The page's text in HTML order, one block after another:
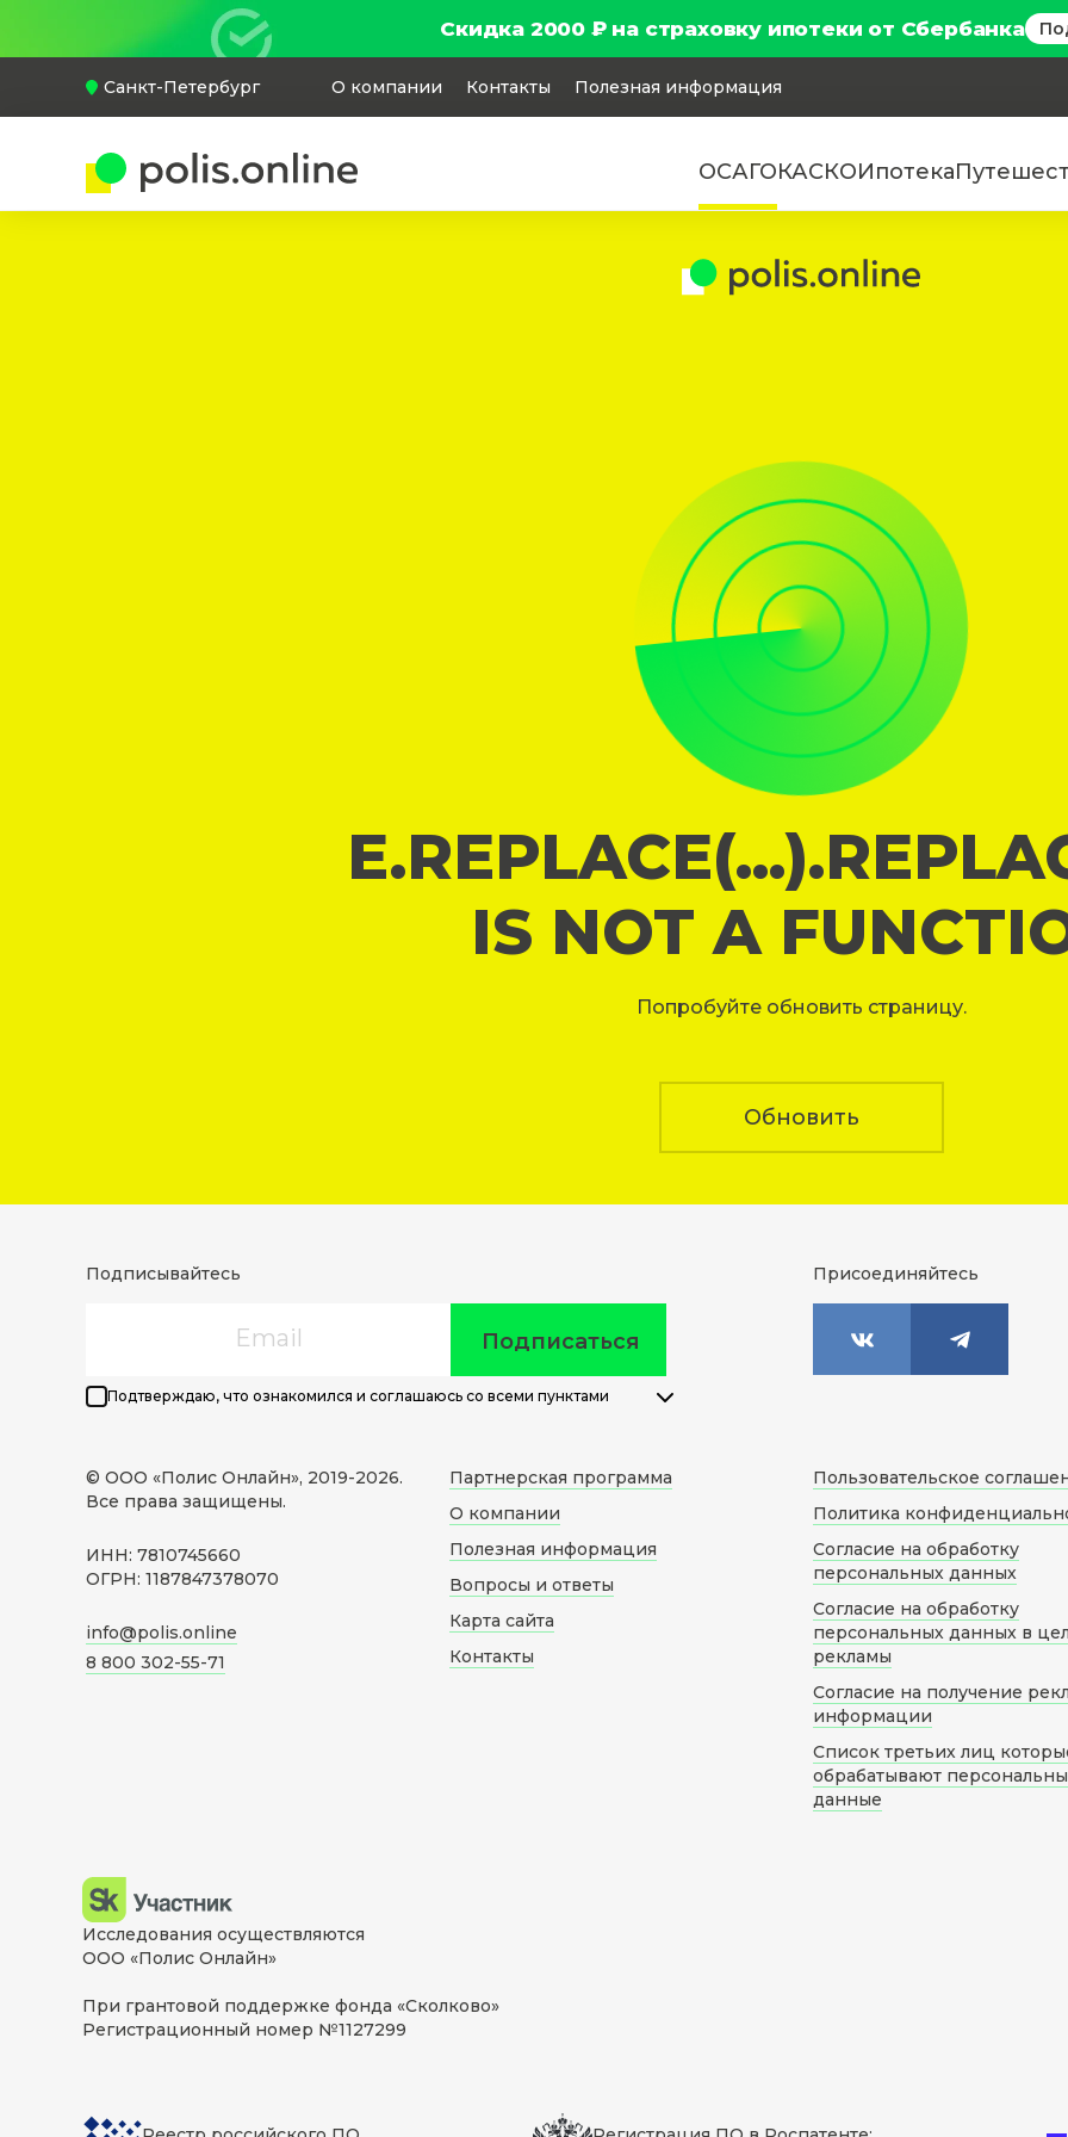
Скидка 2000 ₽ на страховку ипотеки от Сбербанка
Санкт-Петербург О компании Контакты Полезная информация
ОСАГОКАСКОИпотека
IS NOT A
Попробуйте обновить страницу.
Обновить
Подписывайтесь
Подписаться
Подтверждаю, что ознакомился и соглашаюсь со всеми пунктами
Присоединяйтесь
© ООО «Полис Онлайн», 2019-2026.
Все права защищены.
ИНН: 7810745660
ОГРН: 1187847378070
info@polis.online
8 800 302-55-71
Партнерская программа
О компании
Полезная информация
Вопросы и ответы
Карта сайта
Контакты
Пользовательское
Политика
Согласие на обработку
персональных данных
Согласие на обработку
персональных данных в
рекламы
Согласие на получение
информации
Список третьих лиц
обрабатывают
данные
Исследования осуществляются
ООО «Полис Онлайн»
При грантовой поддержке фонда «Сколково»
Регистрационный номер №1127299